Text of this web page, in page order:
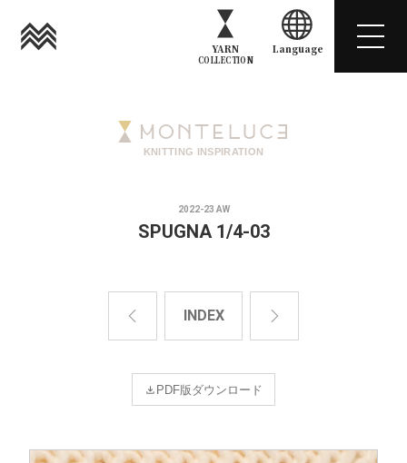
YARN
COLLECTION
Language
KNITTING INSPIRATION
2022-23 AW
SPUGNA 1/4-03
INDEX
PDF版ダウンロード